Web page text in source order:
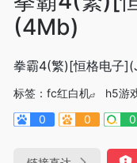
(4Mb)
拳霸4(繁)[恒格电子
标签： fc红白机 h5游
0
0 0